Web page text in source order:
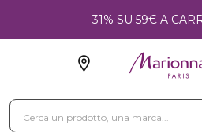
-31% SU 59€ A